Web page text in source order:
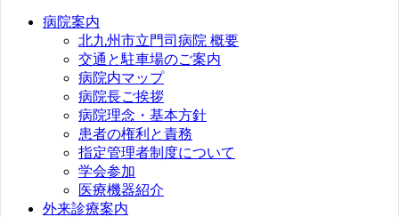
病院案内
北九州市立門司病院 概要
交通と駐車場のご案内
病院内マップ
病院長ご挨拶
病院理念・基本方針
患者の権利と責務
指定管理者制度について
学会参加
医療機器紹介
外来診療案内